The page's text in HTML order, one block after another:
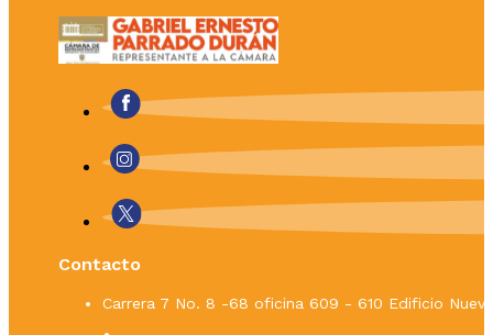
Contacto
Carrera 7 No. 8 -68 oficina 609 - 610 Edificio